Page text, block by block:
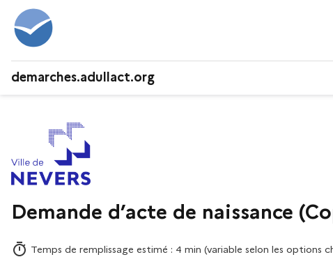
demarches.adullact.org
Demande d’acte de naissance
Temps de remplissage estimé : 4 min (variable selon les options